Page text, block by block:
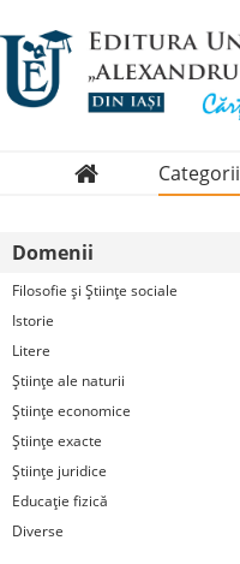
Categorii
Periodice
Domenii
Filosofie şi Ştiinţe sociale
Istorie
Litere
Ştiinţe ale naturii
Ştiinţe economice
Ştiinţe exacte
Ştiinţe juridice
Educaţie fizică
Diverse